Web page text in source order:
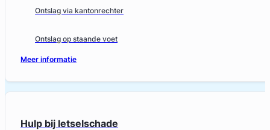
Ontslag via kantonrechter
Ontslag op staande voet
Meer informatie
Hulp bij letselschade